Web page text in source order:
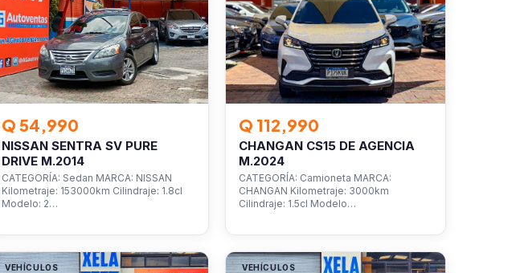
Q 54,990
NISSAN SENTRA SV PURE
DRIVE M.2014
CATEGORÍA: Sedan MARCA: NISSAN
Kilometraje: 153000km Cilindraje: 1.8cl
Modelo: 2…
Q 112,990
CHANGAN CS15 DE AGENCIA
M.2024
CATEGORÍA: Camioneta MARCA:
CHANGAN Kilometraje: 3000km
Cilindraje: 1.5cl Modelo…
VEHÍCULOS VEHÍCULOS